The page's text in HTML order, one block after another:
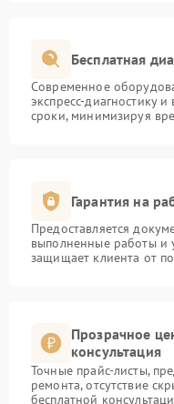
Бесплатная
Современное
экспресс-диагностику
сроки, минимизируя
Гарантия на
Предоставляется
выполненные работы и
защищает клиента от
Прозрачное
консультация
Точные прайс-листы,
ремонта, отсутствие
бесплатной